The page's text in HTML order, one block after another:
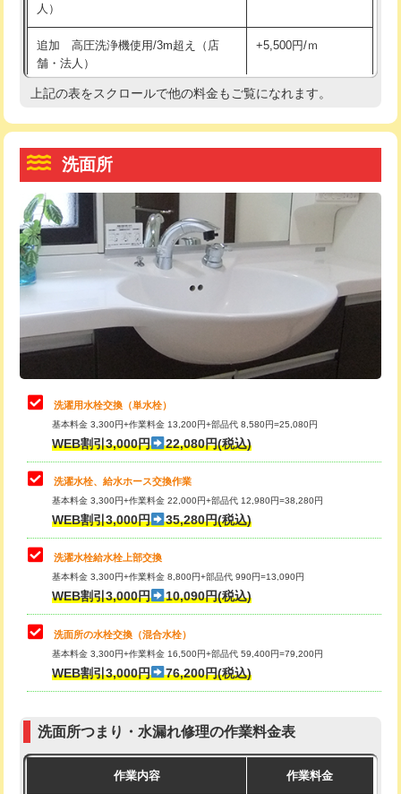
コンクリート斫り（厚さ10㎝超え）
モルタル補修（厚さ10㎝まで） 27,500円
モルタル補修（厚さ10㎝超え） 38,500円
洗面台設置 38,500円
追加人工
廃棄・処分 現場見積
※給水管工事は20mmまでの価格です。
給水管工事※（ホール加工)
給水管工事※（バンド止め) 3,300円
給水管工事※（支持金具設置) 5,500円
給水管工事※（保温材使用（バンド止
め込み）)
5,500円
給水管工事※（土の掘削・埋め戻し作
業)
11,000円
給水管工事※（塩ビ管（VP・HI）使
用/3ｍまで)
33,000円
給水管工事※（塩ビ管（VP・HI）使
用（追加）/3ｍ超え)
給水管工事※（ライニング鋼管・銅
管・ポリ管・HT管使用/3ｍまで)
44,000円
給水管工事※（ライニング鋼管・銅
管・ポリ管・HT管使用/3ｍ超え)
排水管工事（土の掘削・埋め戻し作
業）
排水管工事（排水管工事/3ｍまで） 55,000円
排水管工事（追加 排水管工事/3ｍ超
え）
マス交換（土の掘削・埋め戻し作業）
マス交換（深さ50㎝未満）
マス交換（深さ50㎝以上）
モルタル補修（厚さ10㎝まで） 27,500円
人）
追加 高圧洗浄機使用/3m超え（店
舗・法人）
+5,500円/ｍ
高度高圧洗浄換 現地調査
トーラー機使用/3mまで
追加トーラー機使用/3m超え +3,300円
カメラ調査 33,000円
桝清掃
止水・漏水調査・防水処理・清掃・修
理・調整・分解・加工など（軽作業）
11,000円
止水・漏水調査・防水処理・清掃・修
理・調整・分解・加工など（中作業）
22,000円
止水・漏水調査・防水処理・清掃・修
理・調整・分解・加工など（重作業）
33,000円
キッチンタンク脱着
その他部品の脱着
交換・取付（タンク）
交換・取付(単水栓（壁付・デッキ
式）)
交換・取付(混合水栓（壁付・デッキ
式・ワンホール）)
16,500円+材料費
（P/S/ポップアップ））
交換・取付（その他部品） 11,000円+材料費
上記の表をスクロールで他の料金もご覧になれます。
洗面所
洗濯用水栓交換（単水栓）
基本料金 3,300円+作業料金 13,200円+部品代 8,580円=25,080円
WEB割引3,000円 22,080円(税込)
洗濯水栓、給水ホース交換作業
基本料金 3,300円+作業料金 22,000円+部品代 12,980円=38,280円
WEB割引3,000円 35,280円(税込)
洗濯水栓給水栓上部交換
基本料金 3,300円+作業料金 8,800円+部品代 990円=13,090円
WEB割引3,000円 10,090円(税込)
洗面所の水栓交換（混合水栓）
基本料金 3,300円+作業料金 16,500円+部品代 59,400円=79,200円
WEB割引3,000円 76,200円(税込)
洗面所つまり・水漏れ修理の作業料金表
作業内容 作業料金